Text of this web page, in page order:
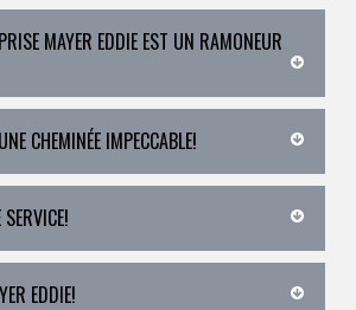
MAYER EDDIE EST UN RAMONEUR
CHEMINÉE IMPECCABLE!
EDDIE!